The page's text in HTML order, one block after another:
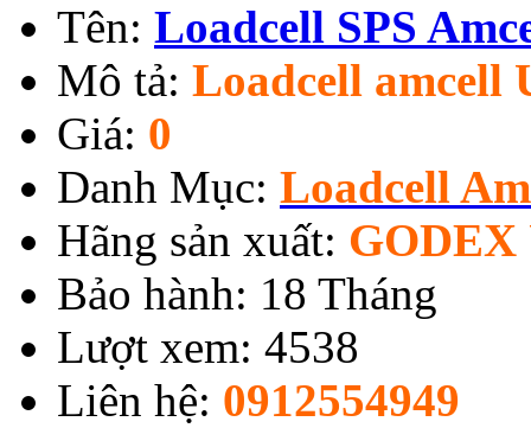
Tên: Loadcell SPS
Mô tả: Loadcell amcell
Giá: 0
Danh Mục: Loadcell
Hãng sản xuất: GODEX
Bảo hành: 18 Tháng
Lượt xem: 4538
Liên hệ: 0912554949